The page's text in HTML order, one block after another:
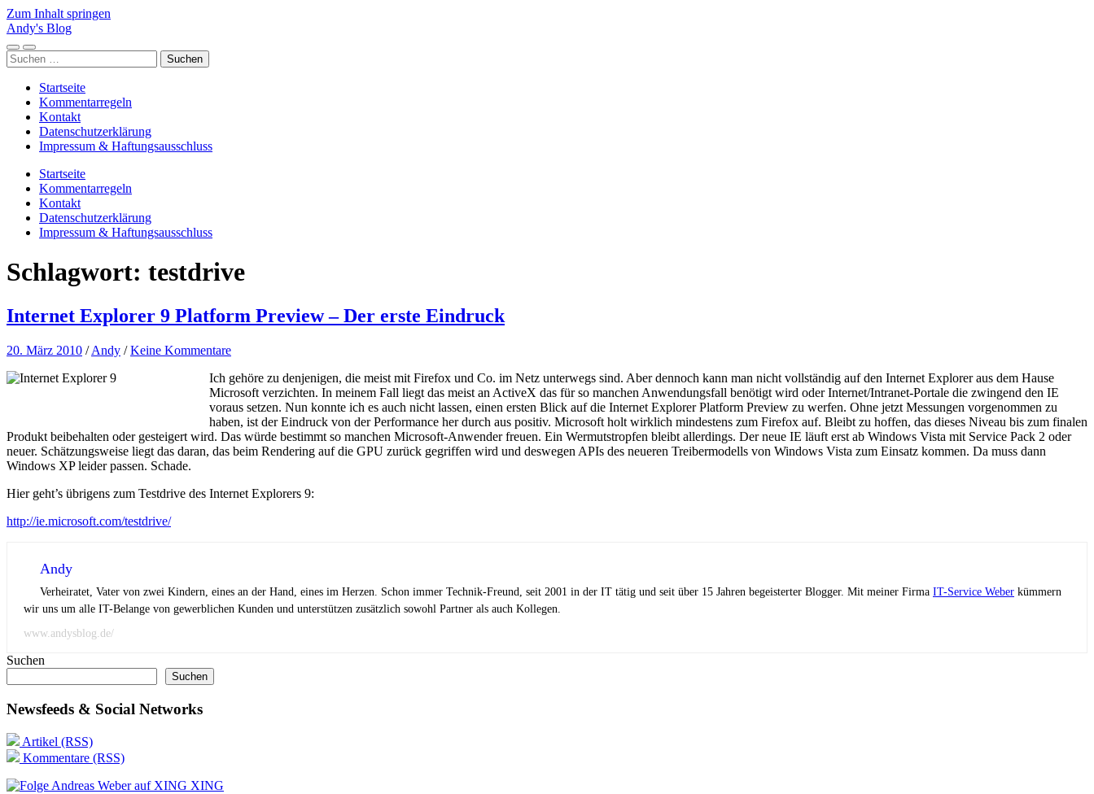
Zum Inhalt springen
Andy's Blog
Mobile-
Menü
Suchfeld
ein-/ausblenden
Suchen
nach:
Startseite
Kommentarregeln
Kontakt
Datenschutzerklärung
Impressum & Haftungsausschluss
Startseite
Kommentarregeln
Kontakt
Datenschutzerklärung
Impressum & Haftungsausschluss
Schlagwort: testdrive
Internet Explorer 9 Platform Preview – Der erste Eindruck
20. März 2010 /Andy /Keine Kommentare
Ich gehöre zu denjenigen, die meist mit Firefox und Co. im Netz unterwegs sind. Aber dennoch kann man nicht vollständig auf den Internet Explorer aus dem Hause
Microsoft verzichten. In meinem Fall liegt das meist an ActiveX das für so manchen Anwendungsfall benötigt wird oder Internet/Intranet-Portale die zwingend den IE
voraus setzen. Nun konnte ich es auch nicht lassen, einen ersten Blick auf die Internet Explorer Platform Preview zu werfen. Ohne jetzt Messungen vorgenommen zu
haben, ist der Eindruck von der Performance her durch aus positiv. Microsoft holt wirklich mindestens zum Firefox auf. Bleibt zu hoffen, das dieses Niveau bis zum finalen
Produkt beibehalten oder gesteigert wird. Das würde bestimmt so manchen Microsoft-Anwender freuen. Ein Wermutstropfen bleibt allerdings. Der neue IE läuft erst ab Windows Vista mit Service Pack 2 oder
neuer. Schätzungsweise liegt das daran, das beim Rendering auf die GPU zurück gegriffen wird und deswegen APIs des neueren Treibermodells von Windows Vista zum Einsatz kommen. Da muss dann
Windows XP leider passen. Schade.
Hier geht’s übrigens zum Testdrive des Internet Explorers 9:
http://ie.microsoft.com/testdrive/
Andy
Verheiratet, Vater von zwei Kindern, eines an der Hand, eines im Herzen. Schon immer Technik-Freund, seit 2001 in der IT tätig und seit über 15 Jahren begeisterter Blogger. Mit meiner Firma IT-Service Weber kümmern
wir uns um alle IT-Belange von gewerblichen Kunden und unterstützen zusätzlich sowohl Partner als auch Kollegen.
www.andysblog.de/
Suchen
Suchen
Newsfeeds & Social Networks
Artikel (RSS)
Kommentare (RSS)
XING